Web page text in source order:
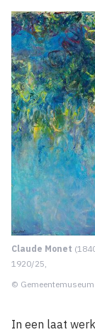
Claude Monet
1920/25,
©
In een laat